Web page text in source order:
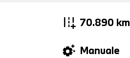
add_road70.890 km
settings_suggest Manuale